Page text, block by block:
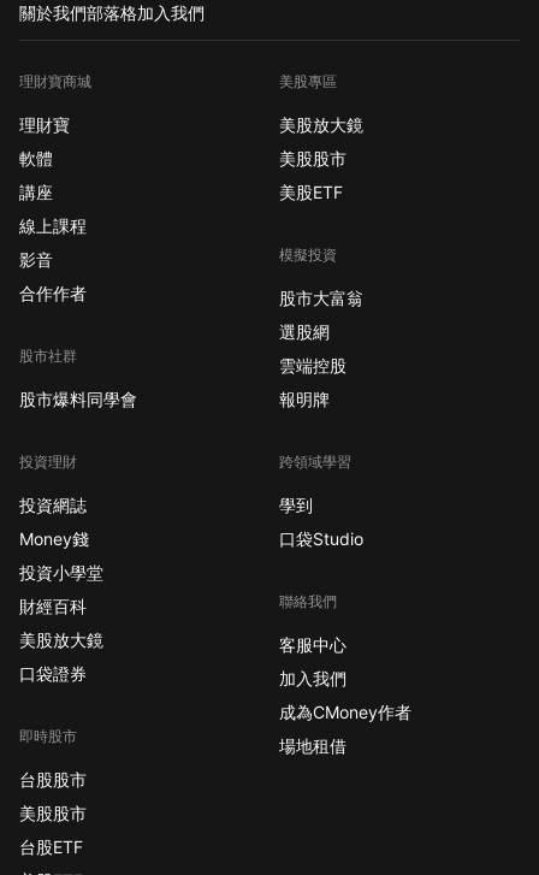
關於我們部落格加入我們
理財寶商城
理財寶
軟體
講座
線上課程
影音
合作作者
股市社群
股市爆料同學會
投資理財
投資網誌
Money錢
投資小學堂
財經百科
美股放大鏡
口袋證券
即時股市
台股股市
美股股市
台股ETF
美股專區
美股放大鏡
美股股市
美股ETF
模擬投資
股市大富翁
選股網
雲端控股
報明牌
跨領域學習
學到
口袋Studio
聯絡我們
客服中心
加入我們
成為CMoney作者
場地租借